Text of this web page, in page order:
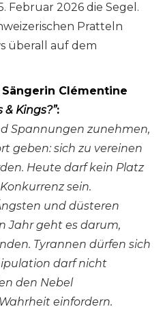
Februar 2026 die Segel.
Pratteln
überall auf dem
Sängerin Clémentine
& Kings?”:
Spannungen zunehmen,
geben: sich zu vereinen
Heute darf kein Platz
sein.
und düsteren
Jahr geht es darum,
Tyrannen dürfen sich
darf nicht
den Nebel
einfordern.